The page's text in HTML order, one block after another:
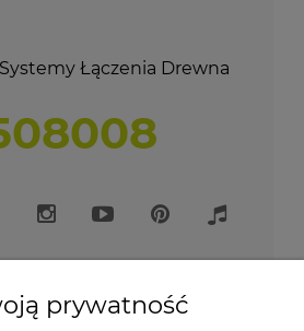
Łączenia Drewna
prywatność